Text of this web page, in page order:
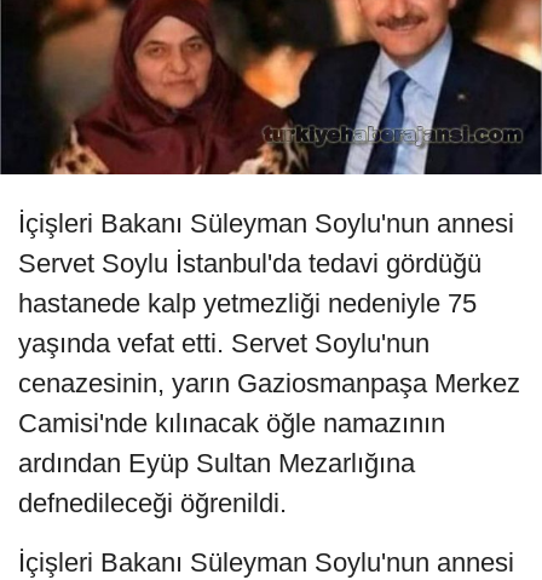
İçişleri Bakanı Süleyman Soylu'nun annesi
Servet Soylu İstanbul'da tedavi gördüğü
hastanede kalp yetmezliği nedeniyle 75
yaşında vefat etti. Servet Soylu'nun
cenazesinin, yarın Gaziosmanpaşa Merkez
Camisi'nde kılınacak öğle namazının
ardından Eyüp Sultan Mezarlığına
defnedileceği öğrenildi.
İçişleri Bakanı Süleyman Soylu'nun annesi